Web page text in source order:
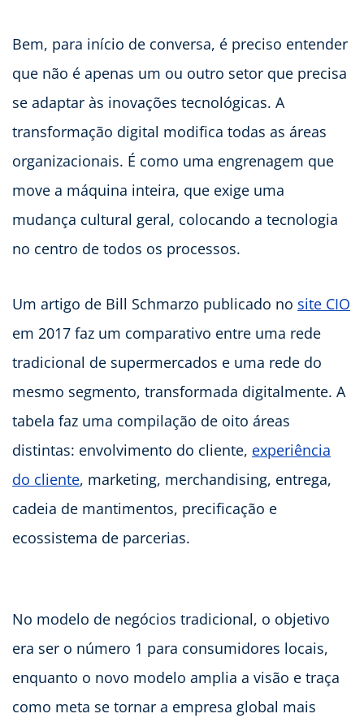
Bem, para início de conversa, é preciso entender
que não é apenas um ou outro setor que precisa
se adaptar às inovações tecnológicas. A
transformação digital modifica todas as áreas
organizacionais. É como uma engrenagem que
move a máquina inteira, que exige uma
mudança cultural geral, colocando a tecnologia
no centro de todos os processos.
Um artigo de Bill Schmarzo publicado no site CIO
em 2017 faz um comparativo entre uma rede
tradicional de supermercados e uma rede do
mesmo segmento, transformada digitalmente. A
tabela faz uma compilação de oito áreas
distintas: envolvimento do cliente, experiência
do cliente, marketing, merchandising, entrega,
cadeia de mantimentos, precificação e
ecossistema de parcerias.
No modelo de negócios tradicional, o objetivo
era ser o número 1 para consumidores locais,
enquanto o novo modelo amplia a visão e traça
como meta se tornar a empresa global mais